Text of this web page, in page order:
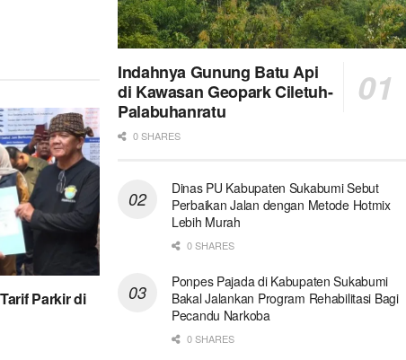
Parkir di
Indahnya Gunung Batu Api
di Kawasan Geopark Ciletuh-
Palabuhanratu
0 SHARES
Dinas PU Kabupaten Sukabumi Sebut
Perbaikan Jalan dengan Metode Hotmix
Lebih Murah
0 SHARES
Ponpes Pajada di Kabupaten Sukabumi
Bakal Jalankan Program Rehabilitasi Bagi
Pecandu Narkoba
0 SHARES